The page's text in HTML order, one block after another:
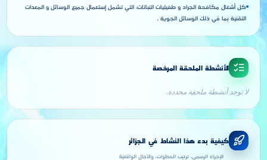
كل أشغال مكافحة الجراد و طفيليات النباتات، التي تشمل إستعمال جميع الوسائل و المعدات
التقنية بما في ذلك الوسائل الجوية .
الأنشطة الملحقة المرخصة
لا توجد أنشطة ملحقة محددة.
كيفية بدء هذا النشاط في الجزائر
الإجراء الرسمي، ترتيب الخطوات، والآجال الواقعية